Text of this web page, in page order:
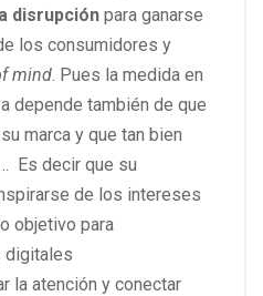
disrupción para ganarse
los consumidores y
mind . Pues la medida en
depende también de que
marca y que tan bien
Es decir que su
de los intereses
objetivo para
digitales
la atención y conectar